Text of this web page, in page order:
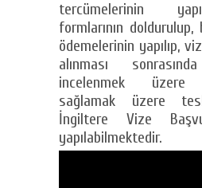
tercümelerinin
formlarının
ödemelerinin yapılıp,
alınması
incelenmek üzere
sağlamak üzere
İngiltere Vize
yapılabilmektedir.